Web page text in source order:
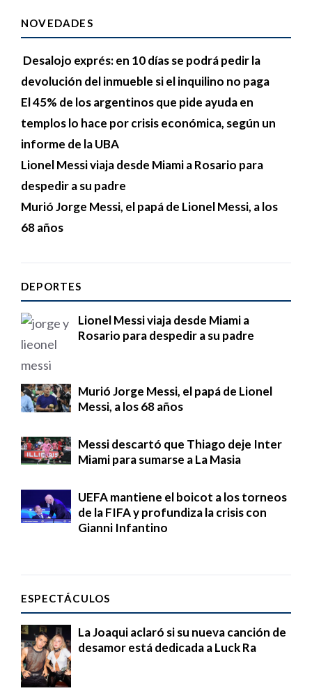
NOVEDADES
Desalojo exprés: en 10 días se podrá pedir la
devolución del inmueble si el inquilino no paga
El 45% de los argentinos que pide ayuda en
templos lo hace por crisis económica, según un
informe de la UBA
Lionel Messi viaja desde Miami a Rosario para
despedir a su padre
Murió Jorge Messi, el papá de Lionel Messi, a los
68 años
DEPORTES
Lionel Messi viaja desde Miami a
Rosario para despedir a su padre
Murió Jorge Messi, el papá de Lionel
Messi, a los 68 años
Messi descartó que Thiago deje Inter
Miami para sumarse a La Masia
UEFA mantiene el boicot a los torneos
de la FIFA y profundiza la crisis con
Gianni Infantino
ESPECTÁCULOS
La Joaqui aclaró si su nueva canción de
desamor está dedicada a Luck Ra